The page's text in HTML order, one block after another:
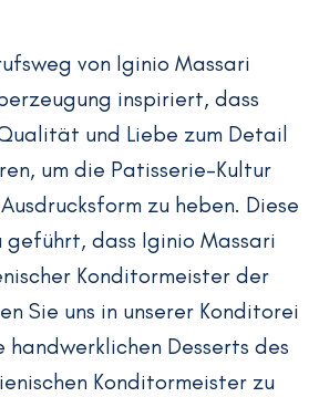
von Iginio Massari
inspiriert, dass
und Liebe zum Detail
um die Patisserie-Kultur
zu heben. Diese
geführt, dass Iginio Massari
Konditormeister der
Sie uns in unserer Konditorei
handwerklichen Desserts des
Konditormeister zu